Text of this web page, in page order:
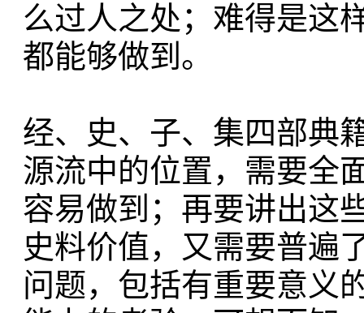
么过人之处；难得是这
都能够做到。
经、史、子、集四部典
源流中的位置，需要全
容易做到；再要讲出这
史料价值，又需要普遍
问题，包括有重要意义